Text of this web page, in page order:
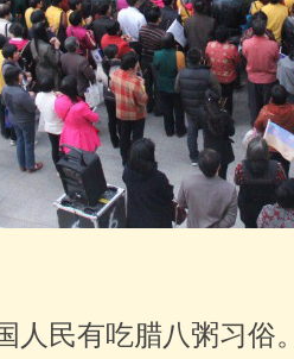
民有吃腊八粥习俗